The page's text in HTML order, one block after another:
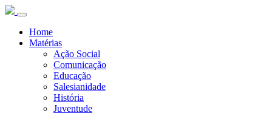
Home
Matérias
Ação Social
Comunicação
Educação
Salesianidade
História
Juventude